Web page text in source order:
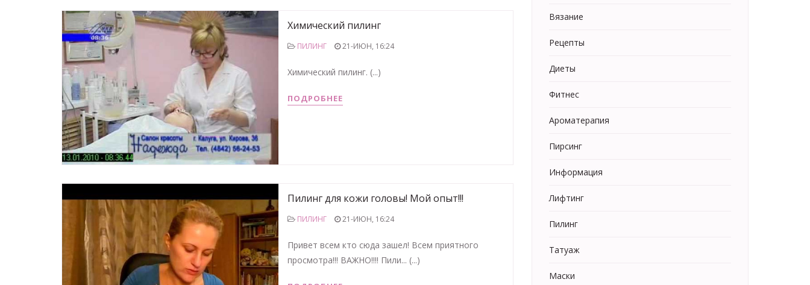
Химический пилинг
ПИЛИНГ 21-ИЮН, 16:24
Химический пилинг. (...)
ПОДРОБНЕЕ
Пилинг для кожи головы! Мой опыт!!!
ПИЛИНГ 21-ИЮН, 16:24
Привет всем кто сюда зашел! Всем приятного
просмотра!!! ВАЖНО!!!! Пили... (...)
Вязание
Рецепты
Диеты
Фитнес
Ароматерапия
Пирсинг
Информация
Лифтинг
Пилинг
Татуаж
Маски